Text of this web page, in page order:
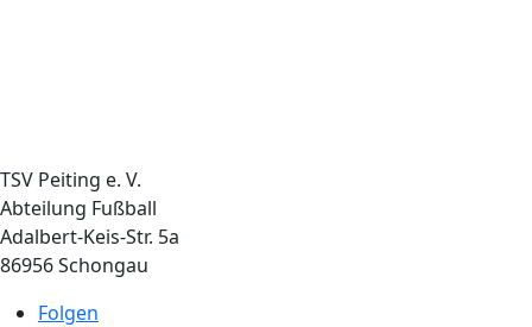
TSV Peiting e. V.
Abteilung Fußball
Adalbert-Keis-Str. 5a
86956 Schongau
Folgen